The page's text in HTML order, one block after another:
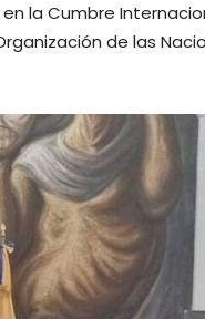
la Cumbre
de las